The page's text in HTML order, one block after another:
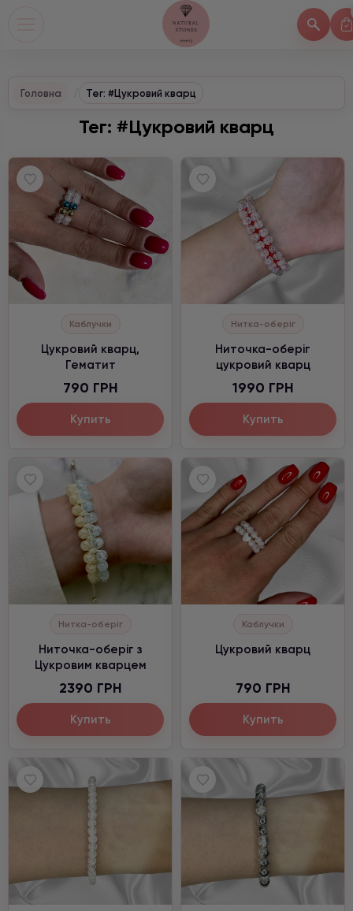
Головна Тег: #Цукровий кварц
Тег: #Цукровий кварц
Каблучки
Цукровий кварц,
Гематит
790 ГРН
Купить
Нитка-оберіг
Ниточка-оберіг
цукровий кварц
1990 ГРН
Купить
Нитка-оберіг
Ниточка-оберіг з
Цукровим кварцем
2390 ГРН
Купить
Каблучки
Цукровий кварц
790 ГРН
Купить